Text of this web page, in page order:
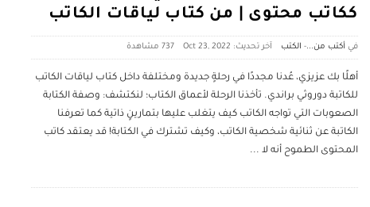
ككاتب محتوى | من كتاب لياقات الكاتب
أكتب من...- الكتب آخر تحديث: Oct 23, 2022 737 ‎مشاهدة
أهلًا بك عزيزي، عُدنا مجددًا في رحلةٍ جديدة ومختلفة داخل كتاب لياقات الكاتب
للكاتبة دوروثي براندي. تأخذنا الرحلة لأعماق الكتاب؛ لنكتشف: وصفة الكتابة
الصعوبات التي تواجه الكاتب كيف يتغلب عليها بتمارينٍ ذاتية كما تعرفنا
الكاتبة عن ثنائية شخصية الكاتب، وكيف تشترك في الكتابة! قد يعتقد كاتب
المحتوى الطموح أنه لا ...